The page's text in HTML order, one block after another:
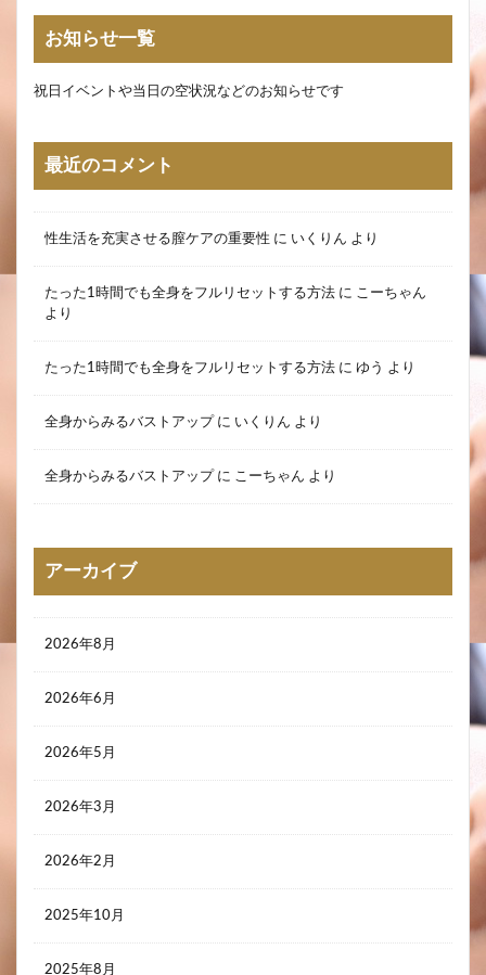
お知らせ一覧
祝日イベントや当日の空状況などのお知らせです
最近のコメント
性生活を充実させる膣ケアの重要性 に いくりん より
たった1時間でも全身をフルリセットする方法 に こーちゃん
より
たった1時間でも全身をフルリセットする方法 に ゆう より
全身からみるバストアップ に いくりん より
全身からみるバストアップ に こーちゃん より
アーカイブ
2026年8月
2026年6月
2026年5月
2026年3月
2026年2月
2025年10月